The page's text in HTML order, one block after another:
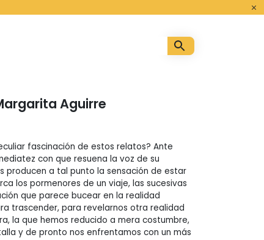
Aguirre
fascinación de estos relatos? Ante
con que resuena la voz de su
producen a tal punto la sensación de estar
los pormenores de un viaje, las sucesivas
que parece bucear en la realidad
trascender, para revelarnos otra realidad
la que hemos reducido a mera costumbre,
y de pronto nos enfrentamos con un más